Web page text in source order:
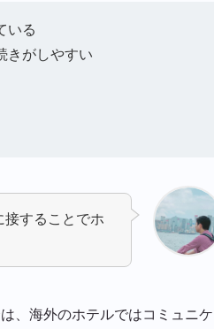
いる
きがしやすい
接することでホ
、海外のホテルではコミュニケ